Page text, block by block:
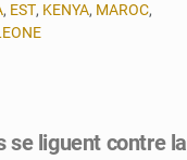
, EST, KENYA, MAROC,
se liguent contre la